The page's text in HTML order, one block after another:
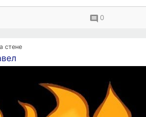
0
стене